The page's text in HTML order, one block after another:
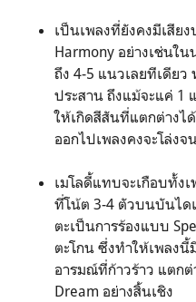
เป็นเพลงที่ยังคงมีเสีย
Harmony อย่างเช่นใ
ถึง 4-5 แนวเลยทีเดียว
ประสาน ถึงแม้จะแค่ 1
ให้เกิดสีสันที่แตกต่างไ
ออกไปเพลงคงจะโล่งจ
เมโลดี้แทบจะเกือบทั้งเ
ที่โน้ต 3-4 ตัวบนบันได
ตะเป็นการร้องแบบ
ตะโกน ซึ่งทำให้เพลงนี้
อารมณ์ที่ก้าวร้าว แตก
Dream อย่างสิ้นเชิง